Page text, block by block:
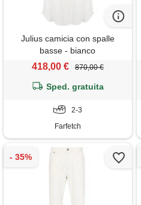
Julius camicia con spalle
basse - bianco
418,00 € 870,00 €
Sped. gratuita
2-3
Farfetch